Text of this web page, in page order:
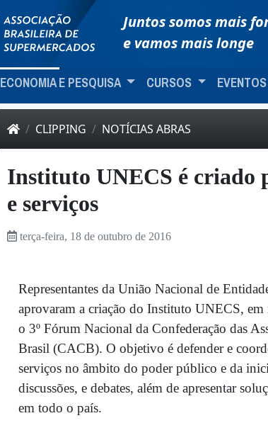
Juntos somos mais
e vamos mais longe
ECONOMIA E PESQUISA CURSOS EVENTOS
CLIPPING NOTÍCIAS ABRAS
Instituto UNECS é criado
e serviços
terça-feira, 18 de outubro de 2016
Representantes da União Nacional de
aprovaram a criação do Instituto UNECS,
o 3º Fórum Nacional da Confederação das
Brasil (CACB). O objetivo é defender e
serviços no âmbito do poder público e da
discussões, e debates, além de apresentar
em todo o país.